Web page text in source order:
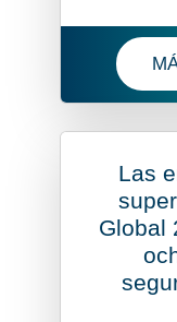
Las
Global